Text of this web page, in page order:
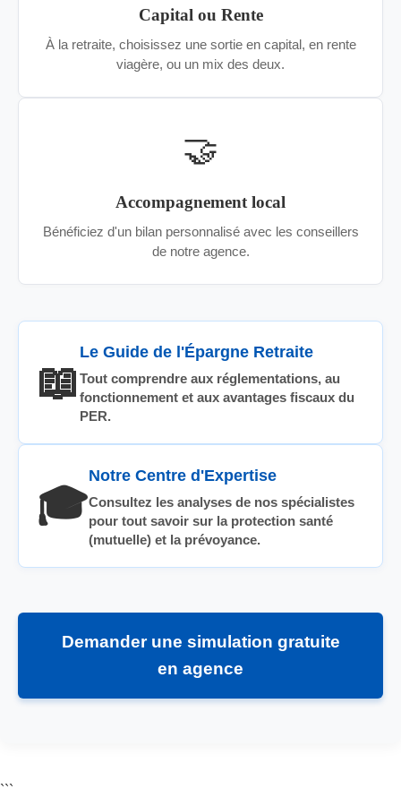
Capital ou Rente
À la retraite, choisissez une sortie en capital, en rente
viagère, ou un mix des deux.
🤝
Accompagnement local
Bénéficiez d'un bilan personnalisé avec les conseillers
de notre agence.
📖
Le Guide de l'Épargne Retraite
Tout comprendre aux réglementations, au
fonctionnement et aux avantages fiscaux du
PER.
🎓
Notre Centre d'Expertise
Consultez les analyses de nos spécialistes
pour tout savoir sur la protection santé
(mutuelle) et la prévoyance.
Demander une simulation gratuite
en agence